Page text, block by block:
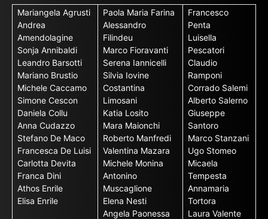
Mariangela Agrusti
Andrea
Amendolagine
Sonja Annibaldi
Leandro Barsotti
Mariano Brustio
Michele Caccamo
Simone Cescon
Daniela Collu
Anna Cudazzo
Stefano De Maco
Francesca De Luisi
Carlotta Devita
Franca Dini
Athos Enrile
Elisa Enrile
Paola Maria Farina
Alessandro
Filindeu
Marco Fioravanti
Serena Iannicelli
Silvia Iovine
Costantina
Limosani
Katia Losito
Mara Maionchi
Roberto Manfredi
Valentina Mazara
Michele Monina
Antonino
Muscaglione
Elena Nesti
Angela Paonessa
Francesco
Penta
Luisella
Pescatori
Claudio
Ramponi
Corrado Salemi
Alberto Salerno
Giuseppe
Santoro
Marco Stanzani
Ugo Stomeo
Micaela
Tempesta
Annamaria
Tortora
Laura Valente